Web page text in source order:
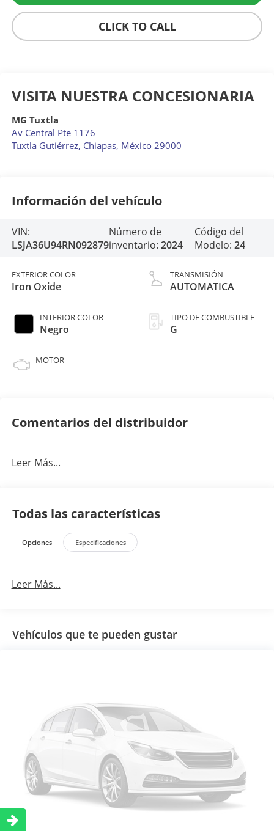
CLICK TO CALL
VISITA NUESTRA CONCESIONARIA
MG Tuxtla
Av Central Pte 1176
Tuxtla Gutiérrez, Chiapas, México 29000
Información del vehículo
VIN:
LSJA36U94RN092879
Número de
inventario: 2024
Código del
Modelo:24
EXTERIOR COLOR
Iron Oxide
INTERIOR COLOR
Negro
MOTOR
TRANSMISIÓN
AUTOMATICA
TIPO DE COMBUSTIBLE
G
Comentarios del distribuidor
Leer Más...
Todas las características
Opciones Especificaciones
Leer Más...
Vehículos que te pueden gustar